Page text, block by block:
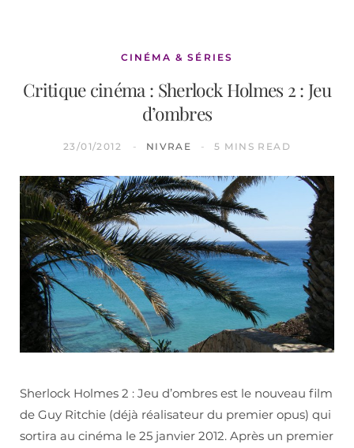
CINÉMA & SÉRIES
Critique cinéma : Sherlock Holmes 2 : Jeu
d’ombres
23/01/2012 NIVRAE 5 MINS READ
Sherlock Holmes 2 : Jeu d’ombres est le nouveau film
de Guy Ritchie (déjà réalisateur du premier opus) qui
sortira au cinéma le 25 janvier 2012. Après un premier